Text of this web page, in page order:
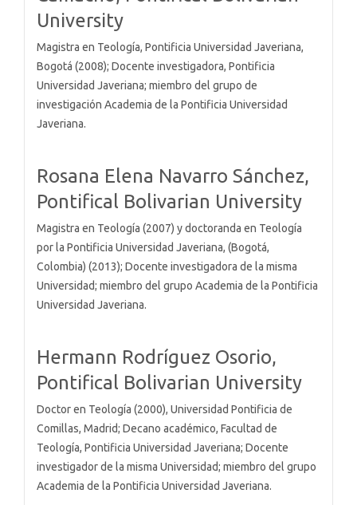
University
Magistra en Teología, Pontificia Universidad Javeriana,
Bogotá (2008); Docente investigadora, Pontificia
Universidad Javeriana; miembro del grupo de
investigación Academia de la Pontificia Universidad
Javeriana.
Rosana Elena Navarro Sánchez,
Pontifical Bolivarian University
Magistra en Teología (2007) y doctoranda en Teología
por la Pontificia Universidad Javeriana, (Bogotá,
Colombia) (2013); Docente investigadora de la misma
Universidad; miembro del grupo Academia de la Pontificia
Universidad Javeriana.
Hermann Rodríguez Osorio,
Pontifical Bolivarian University
Doctor en Teología (2000), Universidad Pontificia de
Comillas, Madrid; Decano académico, Facultad de
Teología, Pontificia Universidad Javeriana; Docente
investigador de la misma Universidad; miembro del grupo
Academia de la Pontificia Universidad Javeriana.